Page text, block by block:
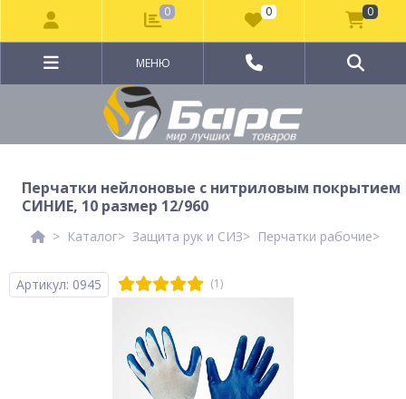
МЕНЮ
Перчатки нейлоновые с нитриловым покрытием
СИНИЕ, 10 размер 12/960
Каталог Защита рук и СИЗ Перчатки рабочие
Артикул: 0945 (1)
0 0 0